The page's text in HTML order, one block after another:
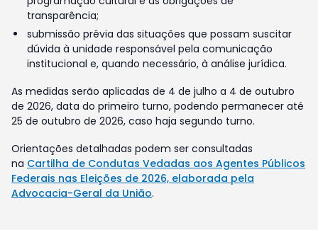
transparência;
submissão prévia das situações que possam suscitar
dúvida à unidade responsável pela comunicação
institucional e, quando necessário, à análise jurídica.
As medidas serão aplicadas de 4 de julho a 4 de outubro
de 2026, data do primeiro turno, podendo permanecer até
25 de outubro de 2026, caso haja segundo turno.
Orientações detalhadas podem ser consultadas
na Cartilha de Condutas Vedadas aos Agentes Públicos
Federais nas Eleições de 2026, elaborada pela
Advocacia-Geral da União.